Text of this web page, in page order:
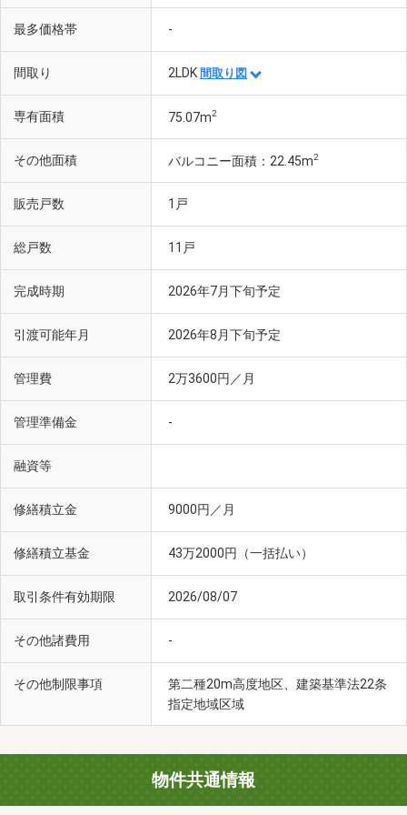
最多価格帯 -
間取り 2LDK 間取り図
専有面積 75.07m2
その他面積 バルコニー面積：22.45m2
販売戸数 1戸
総戸数 11戸
完成時期 2026年7月下旬予定
引渡可能年月 2026年8月下旬予定
管理費 2万3600円／月
管理準備金 -
融資等
修繕積立金 9000円／月
修繕積立基金 43万2000円（一括払い）
取引条件有効期限 2026/08/07
その他諸費用 -
その他制限事項
第二種20m高度地区、建築基準法22条
指定地域区域
物件共通情報